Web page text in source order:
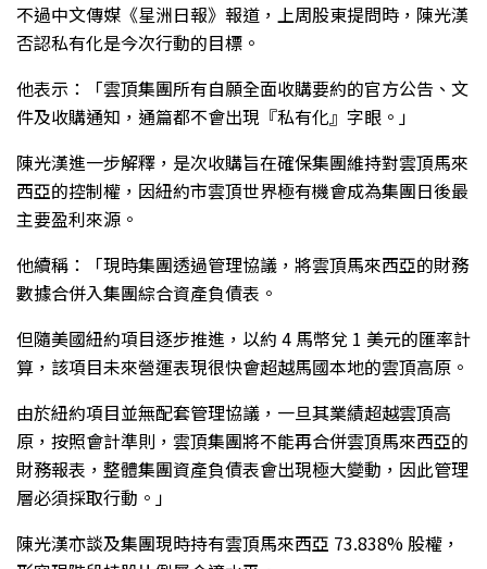
不過中文傳媒《星洲日報》報道，上周股東提問時，陳光漢
否認私有化是今次行動的目標。
他表示：「雲頂集團所有自願全面收購要約的官方公告、文
件及收購通知，通篇都不會出現『私有化』字眼。」
陳光漢進一步解釋，是次收購旨在確保集團維持對雲頂馬來
西亞的控制權，因紐約市雲頂世界極有機會成為集團日後最
主要盈利來源。
他續稱：「現時集團透過管理協議，將雲頂馬來西亞的財務
數據合併入集團綜合資產負債表。
但隨美國紐約項目逐步推進，以約 4 馬幣兌 1 美元的匯率計
算，該項目未來營運表現很快會超越馬國本地的雲頂高原。
由於紐約項目並無配套管理協議，一旦其業績超越雲頂高
原，按照會計準則，雲頂集團將不能再合併雲頂馬來西亞的
財務報表，整體集團資產負債表會出現極大變動，因此管理
層必須採取行動。」
陳光漢亦談及集團現時持有雲頂馬來西亞 73.838% 股權，